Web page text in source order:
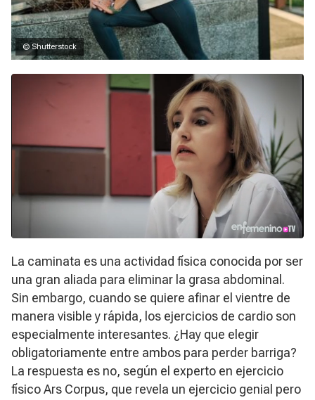
© Shutterstock
La caminata es una actividad física conocida por ser
una gran aliada para eliminar la grasa abdominal.
Sin embargo, cuando se quiere afinar el vientre de
manera visible y rápida, los ejercicios de cardio son
especialmente interesantes. ¿Hay que elegir
obligatoriamente entre ambos para perder barriga?
La respuesta es no, según el experto en ejercicio
físico Ars Corpus, que revela un ejercicio genial pero